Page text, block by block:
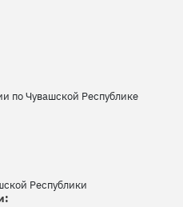
по Чувашской Республике
Республики